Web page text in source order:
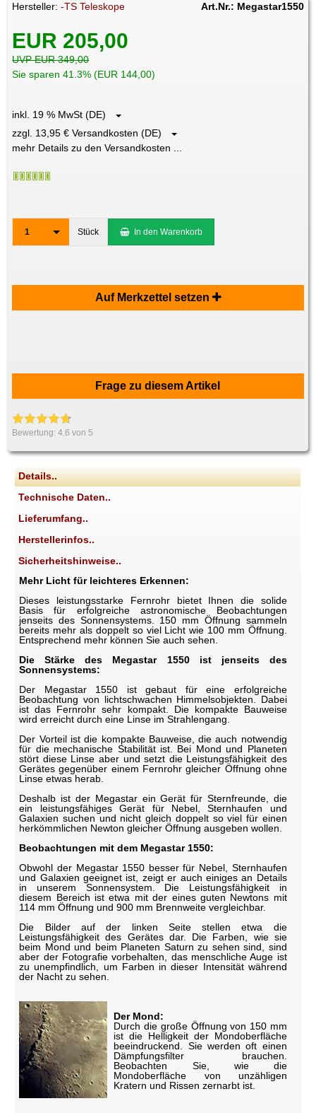
Hersteller:-TS Teleskope Art.Nr.: Megastar1550
EUR 205,00
UVP EUR 349,00
Sie sparen 41.3% (EUR 144,00)
inkl. 19 % MwSt (DE)
zzgl. 13,95 € Versandkosten (DE)
mehr Details zu den Versandkosten ...
1 Stück In den Warenkorb
Auf Merkzettel setzen
Frage zu diesem Artikel
Bewertung:4.6 von 5
Details..
Technische Daten..
Lieferumfang..
Herstellerinfos..
Sicherheitshinweise..
Mehr Licht für leichteres Erkennen:
Dieses leistungsstarke Fernrohr bietet Ihnen die solide
Basis für erfolgreiche astronomische Beobachtungen
jenseits des Sonnensystems. 150 mm Öffnung sammeln
bereits mehr als doppelt so viel Licht wie 100 mm Öffnung.
Entsprechend mehr können Sie auch sehen.
Die Stärke des Megastar 1550 ist jenseits des
Sonnensystems:
Der Megastar 1550 ist gebaut für eine erfolgreiche
Beobachtung von lichtschwachen Himmelsobjekten. Dabei
ist das Fernrohr sehr kompakt. Die kompakte Bauweise
wird erreicht durch eine Linse im Strahlengang.
Der Vorteil ist die kompakte Bauweise, die auch notwendig
für die mechanische Stabilität ist. Bei Mond und Planeten
stört diese Linse aber und setzt die Leistungsfähigkeit des
Gerätes gegenüber einem Fernrohr gleicher Öffnung ohne
Linse etwas herab.
Deshalb ist der Megastar ein Gerät für Sternfreunde, die
ein leistungsfähiges Gerät für Nebel, Sternhaufen und
Galaxien suchen und nicht gleich doppelt so viel für einen
herkömmlichen Newton gleicher Öffnung ausgeben wollen.
Beobachtungen mit dem Megastar 1550:
Obwohl der Megastar 1550 besser für Nebel, Sternhaufen
und Galaxien geeignet ist, zeigt er auch einiges an Details
in unserem Sonnensystem. Die Leistungsfähigkeit in
diesem Bereich ist etwa mit der eines guten Newtons mit
114 mm Öffnung und 900 mm Brennweite vergleichbar.
Die Bilder auf der linken Seite stellen etwa die
Leistungsfähigkeit des Gerätes dar. Die Farben, wie sie
beim Mond und beim Planeten Saturn zu sehen sind, sind
aber der Fotografie vorbehalten, das menschliche Auge ist
zu unempfindlich, um Farben in dieser Intensität während
der Nacht zu sehen.
Der Mond:
Durch die große Öffnung von 150 mm
ist die Helligkeit der Mondoberfläche
beeindruckend. Sie werden oft einen
Dämpfungsfilter brauchen.
Beobachten Sie, wie die
Mondoberfläche von unzähligen
Kratern und Rissen zernarbt ist.